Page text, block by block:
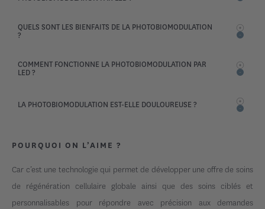
pas reproduire.
longueurs d'ondes sélectionnées. Le confort est total, la lumière LED
n'émet aucune chaleur désagréable.
QUELS SONT LES BIENFAITS DE LA PHOTOBIOMODULATION
?
peau, réduit les rougeurs, atténue les cicatrices et renforce la fermeté
grâce à la production de collagène et d'élastine. Son pouvoir
COMMENT FONCTIONNE LA PHOTOBIOMODULATION PAR
LED ?
cellules de la peau, qui produisent davantage d'énergie. Cette énergie
relance la synthèse de collagène, d'élastine et accélère la cicatrisation. Le
LA PHOTOBIOMODULATION EST-ELLE DOULOUREUSE ?
chaleur diffuse peut être ressentie, souvent décrite comme apaisante.
les saisons.
POURQUOI ON L’AIME ?
Car c’est une technologie qui permet de développer une offre de soins
de régénération cellulaire globale ainsi que des soins ciblés et
personnalisables pour répondre avec précision aux demandes